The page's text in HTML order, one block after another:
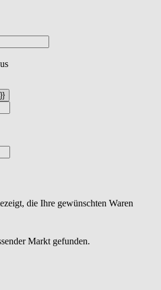
die Ihre gewünschten Waren
Markt gefunden.